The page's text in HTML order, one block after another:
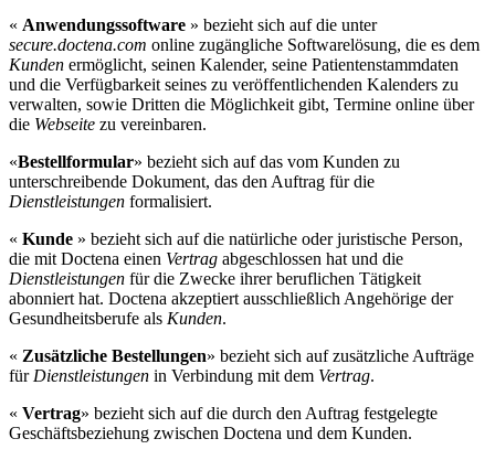
« Anwendungssoftware » bezieht sich auf die unter
secure.doctena.com online zugängliche Softwarelösung, die es dem
Kunden ermöglicht, seinen Kalender, seine Patientenstammdaten
und die Verfügbarkeit seines zu veröffentlichenden Kalenders zu
verwalten, sowie Dritten die Möglichkeit gibt, Termine online über
die Webseite zu vereinbaren.
«Bestellformular» bezieht sich auf das vom Kunden zu
unterschreibende Dokument, das den Auftrag für die
Dienstleistungen formalisiert.
« Kunde » bezieht sich auf die natürliche oder juristische Person,
die mit Doctena einen Vertrag abgeschlossen hat und die
Dienstleistungen für die Zwecke ihrer beruflichen Tätigkeit
abonniert hat. Doctena akzeptiert ausschließlich Angehörige der
Gesundheitsberufe als Kunden.
« Zusätzliche Bestellungen» bezieht sich auf zusätzliche Aufträge
fürDienstleistungen in Verbindung mit dem Vertrag.
« Vertrag» bezieht sich auf die durch den Auftrag festgelegte
Geschäftsbeziehung zwischen Doctena und dem Kunden.